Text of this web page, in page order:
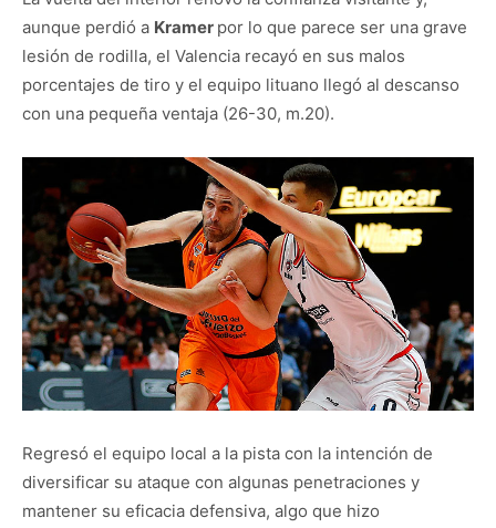
aunque perdió a Kramer por lo que parece ser una grave
lesión de rodilla, el Valencia recayó en sus malos
porcentajes de tiro y el equipo lituano llegó al descanso
con una pequeña ventaja (26-30, m.20).
Regresó el equipo local a la pista con la intención de
diversificar su ataque con algunas penetraciones y
mantener su eficacia defensiva, algo que hizo